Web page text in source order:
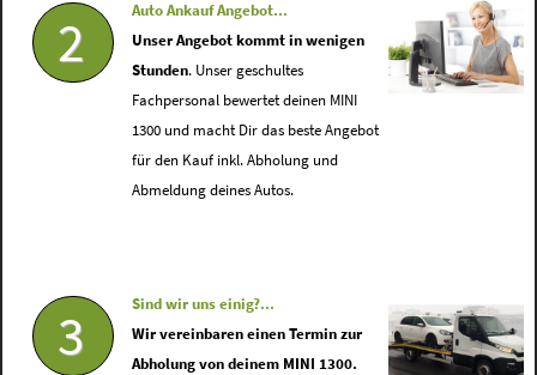
2
Auto Ankauf Angebot...
Unser Angebot kommt in wenigen
Stunden. Unser geschultes
Fachpersonal bewertet deinen MINI
1300 und macht Dir das beste Angebot
für den Kauf inkl. Abholung und
Abmeldung deines Autos.
3
Sind wir uns einig?...
Wir vereinbaren einen Termin zur
Abholung von deinem MINI 1300.